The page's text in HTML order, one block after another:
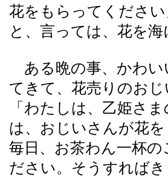
花をもらってくださ
と、言っては、花を
ある晩の事、かわい
てきて、花売りのお
「わたしは、乙姫さ
は、おじいさんが花
毎日、お茶わん一杯
ださい。そうすれば